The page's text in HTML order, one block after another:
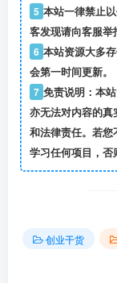
5 本站一律禁止
客发现请向客服举
6 本站资源大多
会第一时间更新。
7 免责说明：本
亦无法对内容的
和法律责任。若
学习任何项目，否
创业干货